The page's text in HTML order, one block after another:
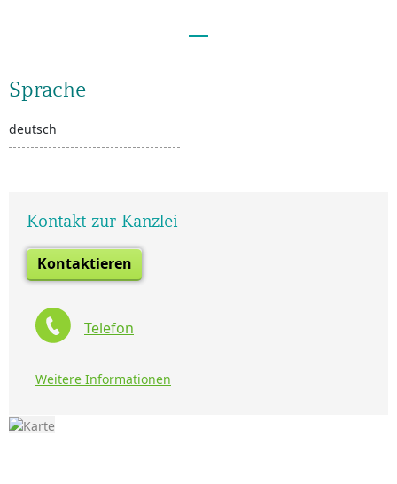
Sprache
deutsch
Kontakt zur Kanzlei
Kontaktieren
Telefon
Weitere Informationen